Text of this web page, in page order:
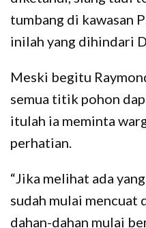
tumbang di kawasan
inilah yang dihindari
Meski begitu
semua titik pohon
itulah ia meminta
perhatian.
“Jika melihat ada
sudah mulai mencuat
dahan-dahan mulai